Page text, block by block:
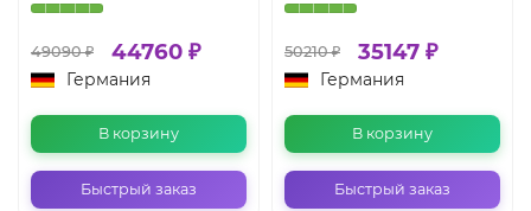
49090 ₽ 44760 ₽
Германия
В корзину
Быстрый заказ
50210 ₽ 35147 ₽
Германия
В корзину
Быстрый заказ